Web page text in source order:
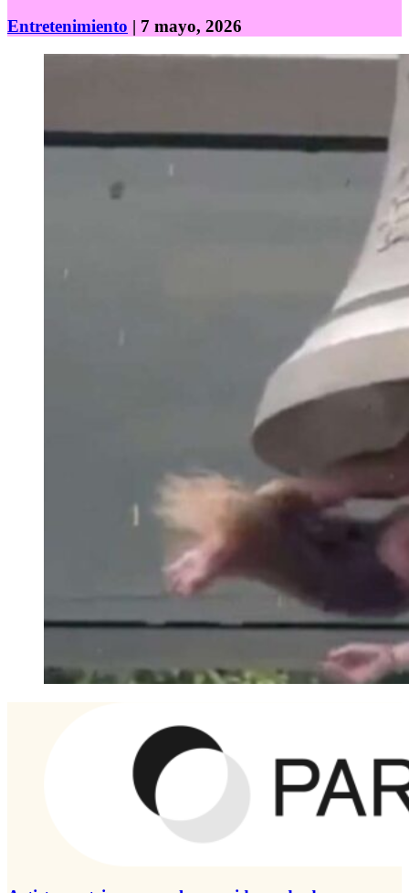
Entretenimiento | 7 mayo, 2026